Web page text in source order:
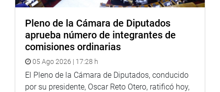
Pleno de la Cámara de Diputados
aprueba número de integrantes de
comisiones ordinarias
05 Ago 2026 | 17:28 h
El Pleno de la Cámara de Diputados, conducido
por su presidente, Oscar Reto Otero, ratificó hoy,